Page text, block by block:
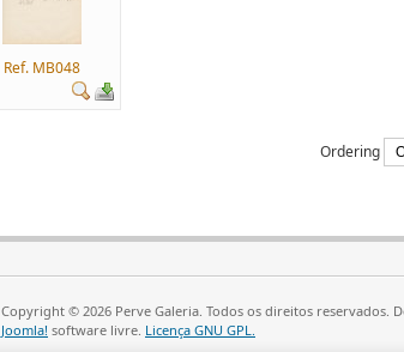
Ref. MB048
Ordering
Copyright © 2026 Perve Galeria. Todos os direitos reservados.
Joomla! software livre. Licença GNU GPL.